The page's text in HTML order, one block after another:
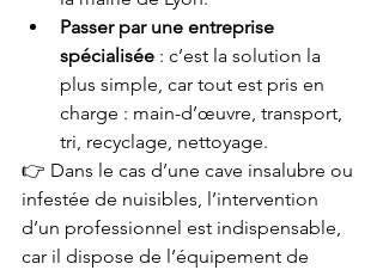
Passer par une entreprise
spécialisée : c’est la solution la
plus simple, car tout est pris en
charge : main-d’œuvre, transport,
tri, recyclage, nettoyage.
👉 Dans le cas d’une cave insalubre ou
infestée de nuisibles, l’intervention
d’un professionnel est indispensable,
car il dispose de l’équipement de